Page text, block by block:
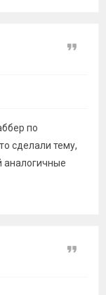
Цитата
по
сделали тему,
аналогичные
Цитата